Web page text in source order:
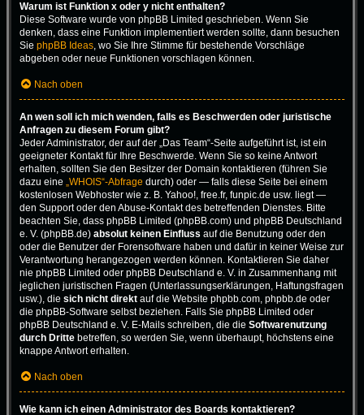
Warum ist Funktion x oder y nicht enthalten?
Diese Software wurde von phpBB Limited geschrieben. Wenn Sie
denken, dass eine Funktion implementiert werden sollte, dann besuchen
Sie phpBB Ideas, wo Sie Ihre Stimme für bestehende Vorschläge
abgeben oder neue Funktionen vorschlagen können.
Nach oben
An wen soll ich mich wenden, falls es Beschwerden oder juristische
Anfragen zu diesem Forum gibt?
Jeder Administrator, der auf der „Das Team“-Seite aufgeführt ist, ist ein
geeigneter Kontakt für Ihre Beschwerde. Wenn Sie so keine Antwort
erhalten, sollten Sie den Besitzer der Domain kontaktieren (führen Sie
dazu eine „WHOIS“-Abfrage durch) oder — falls diese Seite bei einem
kostenlosen Webhoster wie z. B. Yahoo!, free.fr, funpic.de usw. liegt —
den Support oder den Abuse-Kontakt des betreffenden Dienstes. Bitte
beachten Sie, dass phpBB Limited (phpBB.com) und phpBB Deutschland
e. V. (phpBB.de) absolut keinen Einfluss auf die Benutzung oder den
oder die Benutzer der Forensoftware haben und dafür in keiner Weise zur
Verantwortung herangezogen werden können. Kontaktieren Sie daher
nie phpBB Limited oder phpBB Deutschland e. V. in Zusammenhang mit
jeglichen juristischen Fragen (Unterlassungserklärungen, Haftungsfragen
usw.), die sich nicht direkt auf die Website phpbb.com, phpbb.de oder
die phpBB-Software selbst beziehen. Falls Sie phpBB Limited oder
phpBB Deutschland e. V. E-Mails schreiben, die die Softwarenutzung
durch Dritte betreffen, so werden Sie, wenn überhaupt, höchstens eine
knappe Antwort erhalten.
Nach oben
Wie kann ich einen Administrator des Boards kontaktieren?